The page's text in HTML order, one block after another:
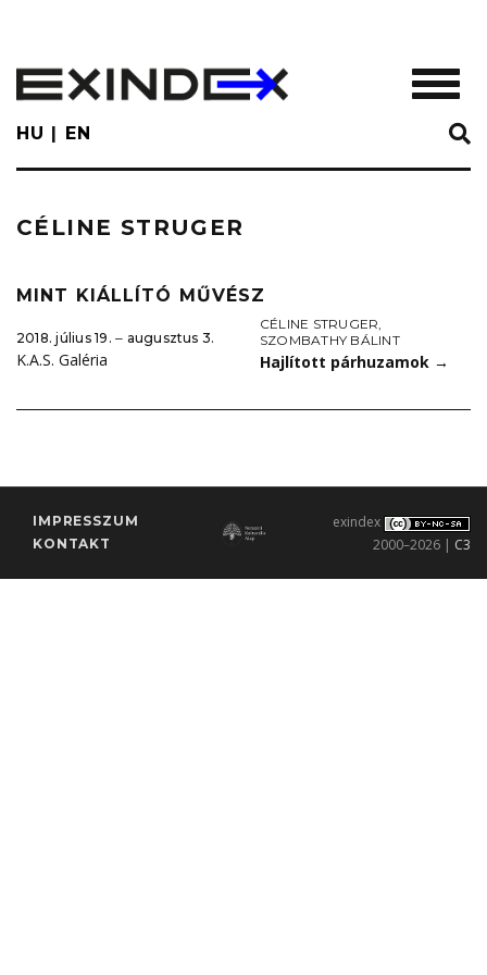
main
content
HU EN
CÉLINE STRUGER
MINT KIÁLLÍTÓ MŰVÉSZ
2018. július 19. ‒ augusztus 3.
K.A.S. Galéria
CÉLINE STRUGER,
SZOMBATHY BÁLINT
Hajlított párhuzamok →
IMPRESSZUM
KONTAKT
exindex
2000–2026 | C3